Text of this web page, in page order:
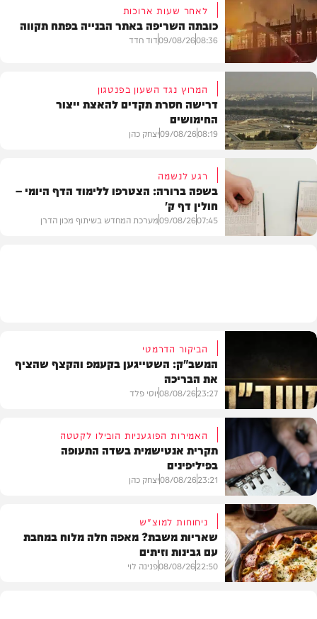
חדשות
לאחר שעות ארוכות
כובתה השריפה באתר הבנייה בפתח תקווה
08:36
09/08/26דוד חדד
חדשות
המרוץ נגד השעון בפנטגון
דרישה חסרת תקדים להאצת ייצור
החימושים
08:19
09/08/26יצחק כהן
רגע לנשמה
בשפה ברורה: הצטרפו ללימוד הדף היומי –
חולין דף ק'
07:45
09/08/26מערכת המחדש בשיתוף מכון הדרן
המשב"ק
הביקור הדרמטי
המשב"ק: השטייגען בקעמפ והקצף שהציף
את הבריכה
23:27
08/08/26יוסי פלד
חדשות
האמירות הפוגעניות הובילו לקטטה
תקרית אנטישמית בשדה התעופה
בפיליפינים
23:21
08/08/26יצחק כהן
ניחוחות למוצ"ש
שאריות משבת? מאפה חלה מלוח במחבת
עם גבינות וזיתים
22:50
08/08/26פנינה לוי